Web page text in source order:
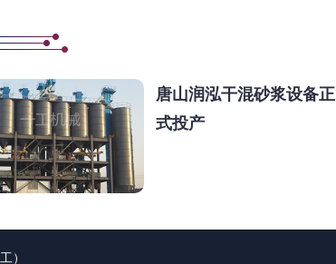
唐山润泓干混砂浆设备正
式投产
）